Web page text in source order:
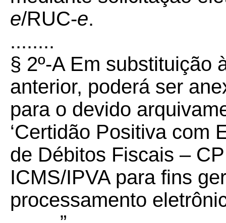
e/RUC-e.
........
§ 2º-A Em substituição
anterior, poderá ser
para o devido
‘Certidão Positiva com
de Débitos Fiscais –
ICMS/IPVA para fins
processamento